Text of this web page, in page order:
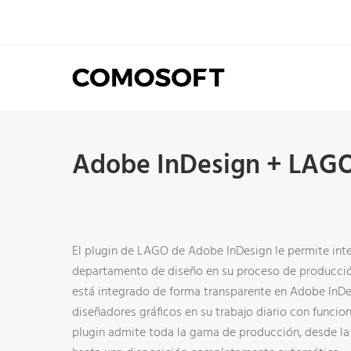
Compruebe usted mismo por qué más
producción de marketing y optimizar las
actividades de marketing multicanal,
reduciendo significativamente el tiempo
y los costos de producción.
Adobe InDesign +
El plugin de LAGO de Adobe InDesign le permite
departamento de diseño en su proceso de
está integrado de forma transparente en Adobe
diseñadores gráficos en su trabajo diario con
plugin admite toda la gama de producción, desde